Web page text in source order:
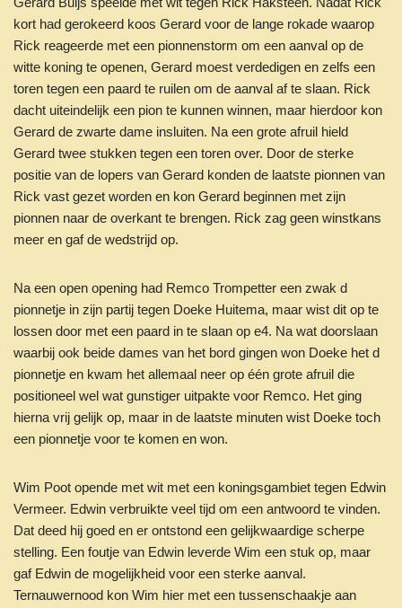
kort had gerokeerd koos Gerard voor de lange rokade waarop
Rick reageerde met een pionnenstorm om een aanval op de
witte koning te openen, Gerard moest verdedigen en zelfs een
toren tegen een paard te ruilen om de aanval af te slaan. Rick
dacht uiteindelijk een pion te kunnen winnen, maar hierdoor kon
Gerard de zwarte dame insluiten. Na een grote afruil hield
Gerard twee stukken tegen een toren over. Door de sterke
positie van de lopers van Gerard konden de laatste pionnen van
Rick vast gezet worden en kon Gerard beginnen met zijn
pionnen naar de overkant te brengen. Rick zag geen winstkans
meer en gaf de wedstrijd op.
Na een open opening had Remco Trompetter een zwak d
pionnetje in zijn partij tegen Doeke Huitema, maar wist dit op te
lossen door met een paard in te slaan op e4. Na wat doorslaan
waarbij ook beide dames van het bord gingen won Doeke het d
pionnetje en kwam het allemaal neer op één grote afruil die
positioneel wel wat gunstiger uitpakte voor Remco. Het ging
hierna vrij gelijk op, maar in de laatste minuten wist Doeke toch
een pionnetje voor te komen en won.
Wim Poot opende met wit met een koningsgambiet tegen Edwin
Vermeer. Edwin verbruikte veel tijd om een antwoord te vinden.
Dat deed hij goed en er ontstond een gelijkwaardige scherpe
stelling. Een foutje van Edwin leverde Wim een stuk op, maar
gaf Edwin de mogelijkheid voor een sterke aanval.
Ternauwernood kon Wim hier met een tussenschaakje aan